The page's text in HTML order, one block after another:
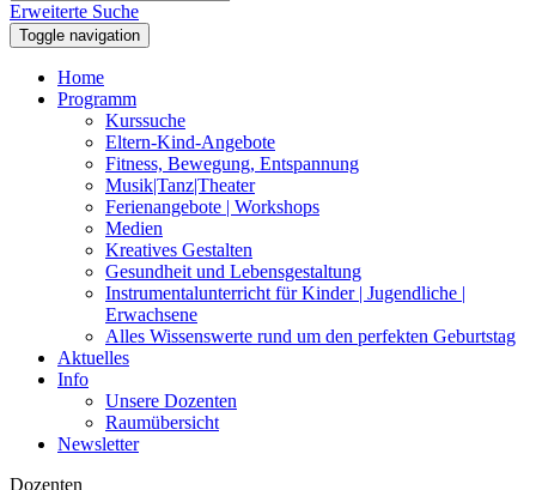
Erweiterte Suche
Toggle navigation
Home
Programm
Kurssuche
Eltern-Kind-Angebote
Fitness, Bewegung, Entspannung
Musik|Tanz|Theater
Ferienangebote | Workshops
Medien
Kreatives Gestalten
Gesundheit und Lebensgestaltung
Instrumentalunterricht für Kinder | Jugendliche |
Erwachsene
Alles Wissenswerte rund um den perfekten Geburtstag
Aktuelles
Info
Unsere Dozenten
Raumübersicht
Newsletter
Dozenten